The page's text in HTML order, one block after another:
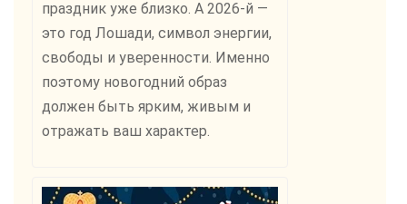
праздник уже близко. А 2026-й —
это год Лошади, символ энергии,
свободы и уверенности. Именно
поэтому новогодний образ
должен быть ярким, живым и
отражать ваш характер.